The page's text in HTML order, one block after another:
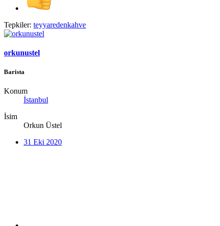
Tepkiler: teyyaredenkahve
orkunustel
Barista
Konum
İstanbul
İsim
Orkun Üstel
31 Eki 2020